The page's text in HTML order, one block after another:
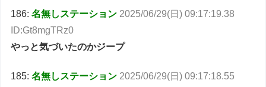
186:名無しステーション 2025/06/29(日) 09:17:19.38
ID:Gt8mgTRz0
やっと気づいたのかジープ
185:名無しステーション 2025/06/29(日) 09:17:18.55